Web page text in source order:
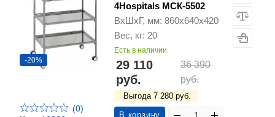
-20%
(0)
4Hospitals МСК-5502
ВхШхГ, мм: 860х640х420
Вес, кг: 20
Есть в наличии
29 110
руб.
36 390
руб.
Выгода 7 280 руб.
В корзину